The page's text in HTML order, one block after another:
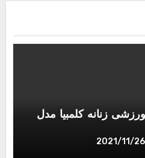
زنانه کلمبیا مدل
2021/11/26